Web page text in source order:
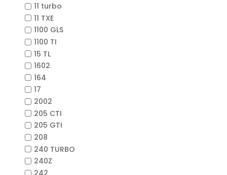
11 turbo
11 TXE
1100 GLS
1100 TI
15 TL
1602
164
17
2002
205 CTI
205 GTI
208
240 TURBO
240Z
242